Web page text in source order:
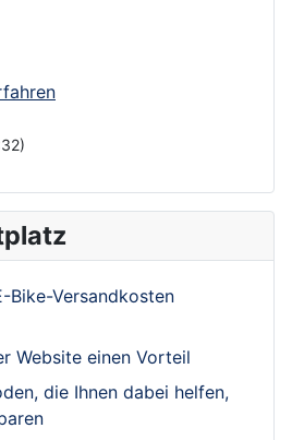
Versandkosten
Website einen Vorteil
die Ihnen dabei helfen,